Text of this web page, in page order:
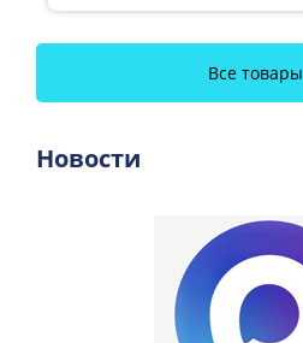
Все товары
Новости